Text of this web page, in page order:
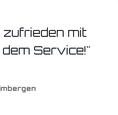
mit
Service!"